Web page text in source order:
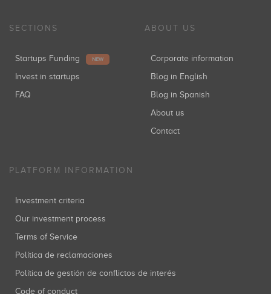
SECTIONS
Startups Funding NEW
Invest in startups
FAQ
ABOUT US
Corporate information
Blog in English
Blog in Spanish
About us
Contact
PLATFORM INFORMATION
Investment criteria
Our investment process
Terms of Service
Política de reclamaciones
Política de gestión de conflictos de interés
Code of conduct